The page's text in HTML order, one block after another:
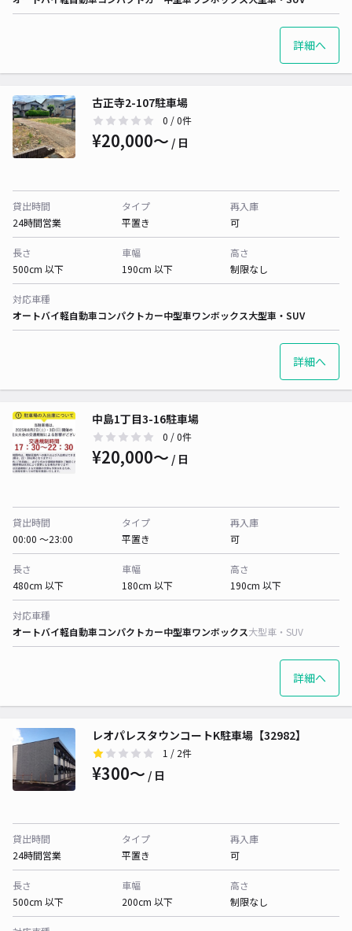
詳細へ
古正寺2-107駐車場
0 / 0件
¥20,000〜 / 日
貸出時間
24時間営業
タイプ
平置き
再入庫
可
長さ
500cm 以下
車幅
190cm 以下
高さ
制限なし
対応車種
オートバイ軽自動車コンパクトカー中型車ワンボックス大型車・SUV
詳細へ
中島1丁目3-16駐車場
0 / 0件
¥20,000〜 / 日
貸出時間
00:00 〜23:00
タイプ
平置き
再入庫
可
長さ
480cm 以下
車幅
180cm 以下
高さ
190cm 以下
対応車種
オートバイ軽自動車コンパクトカー中型車ワンボックス大型車・SUV
詳細へ
レオパレスタウンコートK駐車場【32982】
1 / 2件
¥300〜 / 日
貸出時間
24時間営業
タイプ
平置き
再入庫
可
長さ
500cm 以下
車幅
200cm 以下
高さ
制限なし